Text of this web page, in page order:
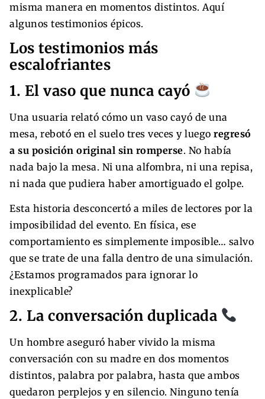
misma manera en momentos distintos. Aquí
algunos testimonios épicos.
Los testimonios más
escalofriantes
1. El vaso que nunca cayó
Una usuaria relató cómo un vaso cayó de una
mesa, rebotó en el suelo tres veces y luego regresó
a su posición original sin romperse. No había
nada bajo la mesa. Ni una alfombra, ni una repisa,
ni nada que pudiera haber amortiguado el golpe.
Esta historia desconcertó a miles de lectores por la
imposibilidad del evento. En física, ese
comportamiento es simplemente imposible… salvo
que se trate de una falla dentro de una simulación.
¿Estamos programados para ignorar lo
inexplicable?
2. La conversación duplicada
Un hombre aseguró haber vivido la misma
conversación con su madre en dos momentos
distintos, palabra por palabra, hasta que ambos
quedaron perplejos y en silencio. Ninguno tenía